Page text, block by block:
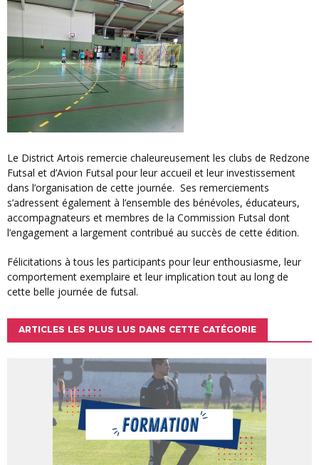
Le District Artois remercie chaleureusement les clubs de Redzone
Futsal et d’Avion Futsal pour leur accueil et leur investissement
dans l’organisation de cette journée. Ses remerciements
s’adressent également à l’ensemble des bénévoles, éducateurs,
accompagnateurs et membres de la Commission Futsal dont
l’engagement a largement contribué au succès de cette édition.
Félicitations à tous les participants pour leur enthousiasme, leur
comportement exemplaire et leur implication tout au long de
cette belle journée de futsal.
ARTICLES LES PLUS LUS DANS CETTE CATÉGORIE